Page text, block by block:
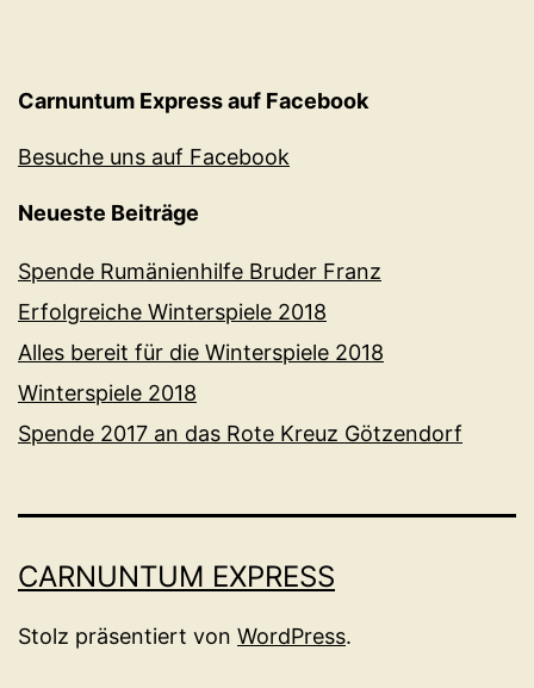
Carnuntum Express auf Facebook
Besuche uns auf Facebook
Neueste Beiträge
Spende Rumänienhilfe Bruder Franz
Erfolgreiche Winterspiele 2018
Alles bereit für die Winterspiele 2018
Winterspiele 2018
Spende 2017 an das Rote Kreuz Götzendorf
CARNUNTUM EXPRESS
Stolz präsentiert von WordPress.